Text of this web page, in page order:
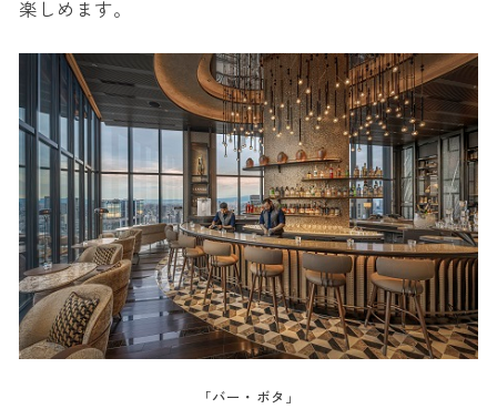
楽しめます。
「バー・ボタ」